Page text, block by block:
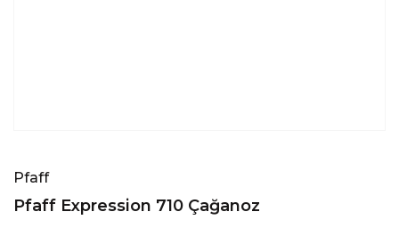
Pfaff
Pfaff Expression 710 Çağanoz